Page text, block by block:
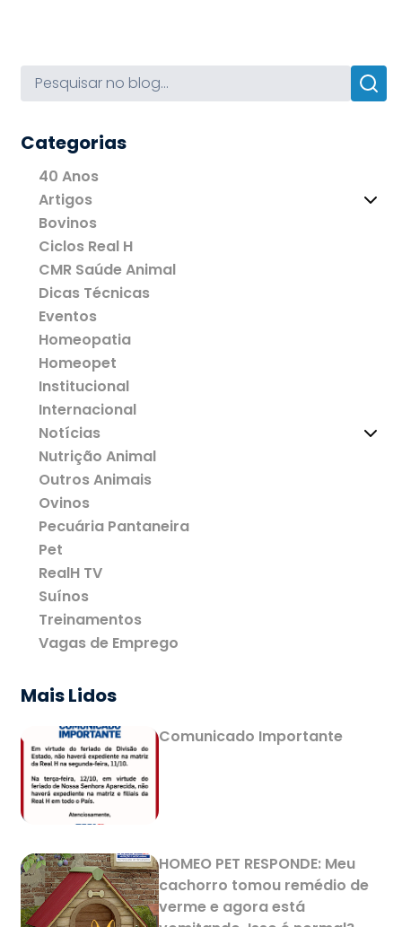
Categorias
40 Anos
Artigos
Bovinos
Ciclos Real H
CMR Saúde Animal
Dicas Técnicas
Eventos
Homeopatia
Homeopet
Institucional
Internacional
Notícias
Nutrição Animal
Outros Animais
Ovinos
Pecuária Pantaneira
Pet
RealH TV
Suínos
Treinamentos
Vagas de Emprego
Mais Lidos
Comunicado Importante
HOMEO PET RESPONDE: Meu
cachorro tomou remédio de
verme e agora está